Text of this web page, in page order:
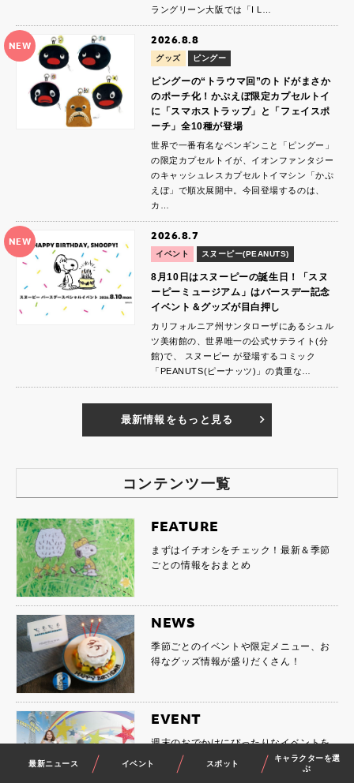
最新ニュース イベント スポット
キャラクターを選
ぶ
ラングリーン大阪では「I L…
NEW 2026.8.8
グッズ ピングー
ピングーの“トラウマ回”のトドがまさか
のポーチ化！かぷえぼ限定カプセルトイ
に「スマホストラップ」と「フェイスポ
ーチ」全10種が登場
世界で一番有名なペンギンこと「ピングー」
の限定カプセルトイが、イオンファンタジー
のキャッシュレスカプセルトイマシン「かぷ
えぼ」で順次展開中。今回登場するのは、
カ…
NEW 2026.8.7
イベント スヌーピー(PEANUTS)
8月10日はスヌーピーの誕生日！「スヌ
ーピーミュージアム」はバースデー記念
イベント＆グッズが目白押し
カリフォルニア州サンタローザにあるシュル
ツ美術館の、世界唯一の公式サテライト(分
館)で、 スヌーピー が登場するコミック
「PEANUTS(ピーナッツ)」の貴重な…
最新情報をもっと見る
コンテンツ一覧
FEATURE
まずはイチオシをチェック！最新＆季節
ごとの情報をおまとめ
NEWS
季節ごとのイベントや限定メニュー、お
得なグッズ情報が盛りだくさん！
EVENT
週末のおでかけにぴったりなイベントを
チェックしよう